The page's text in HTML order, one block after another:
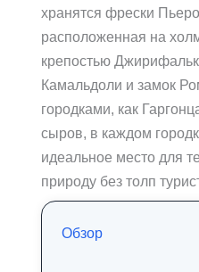
хранятся фрески
расположенная на
крепостью
Камальдоли и замок
городками, как
сыров, в каждом
идеальное место для
природу без толп
Обзор